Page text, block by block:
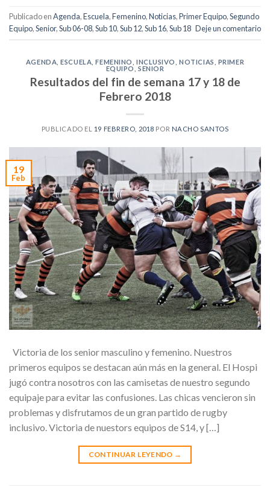
Publicado enAgenda,Escuela,Femenino,Noticias,Primer Equipo,Segundo
Equipo,Senior,Sub 06-08,Sub 10,Sub 12,Sub 16,Sub 18 Deje un comentario
AGENDA ,ESCUELA ,FEMENINO INCLUSIVO ,NOTICIAS
PRIMER
EQUIPO
,SENIOR
Resultados del fin de semana 17 y 18 de
Febrero 2018
PUBLICADO EL 19 FEBRERO, 2018 POR NACHO SANTOS
19
Feb
Victoria de los senior masculino y femenino. Nuestros
primeros equipos se destacan aún más en la general. El Hospi
jugó contra nosotros con las camisetas de nuestro segundo
equipaje para evitar las confusiones. Las chicas vencieron sin
problemas y disfrutamos de un gran partido de rugby
inclusivo. Victoria de nuestors equipos de S14, y […]
CONTINUAR LEYENDO →